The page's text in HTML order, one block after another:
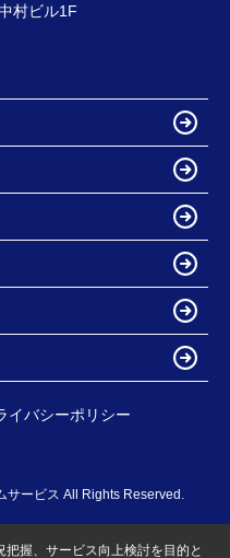
村ビル1F
イバシーポリシー
ービス All Rights Reserved.
握、サービス向上検討を目的と